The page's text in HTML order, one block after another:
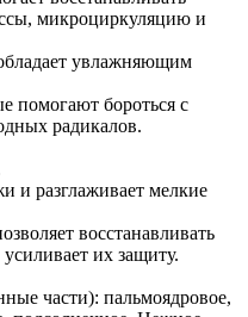
микроциркуляцию и
увлажняющим
помогают бороться с
радикалов.
и разглаживает мелкие
восстанавливать
их защиту.
части): пальмоядровое,